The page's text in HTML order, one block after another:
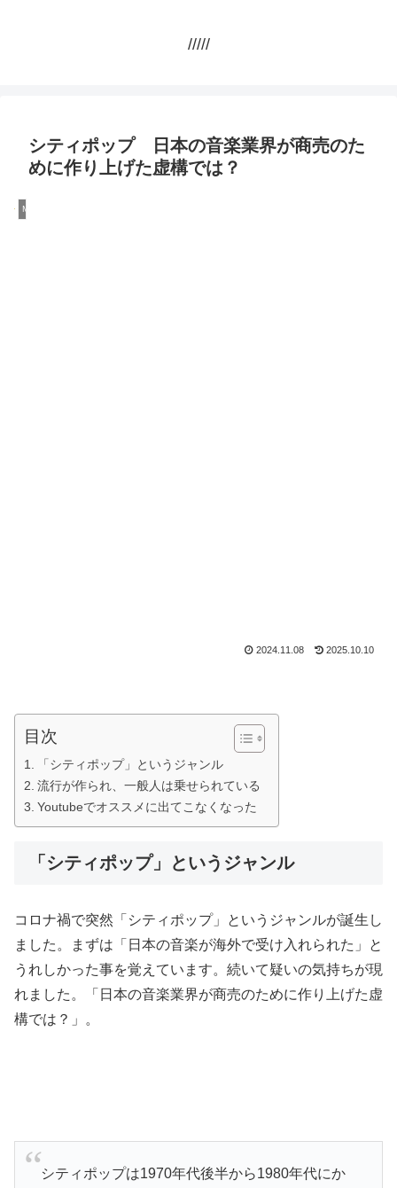
/////
シティポップ 日本の音楽業界が商売のた
めに作り上げた虚構では？
Money
2024.11.08 2025.10.10
目次
「シティポップ」というジャンル
流行が作られ、一般人は乗せられている
Youtubeでオススメに出てこなくなった
「シティポップ」というジャンル
コロナ禍で突然「シティポップ」というジャンルが誕生し
ました。まずは「日本の音楽が海外で受け入れられた」と
うれしかった事を覚えています。続いて疑いの気持ちが現
れました。「日本の音楽業界が商売のために作り上げた虚
構では？」。
シティポップは1970年代後半から1980年代にか